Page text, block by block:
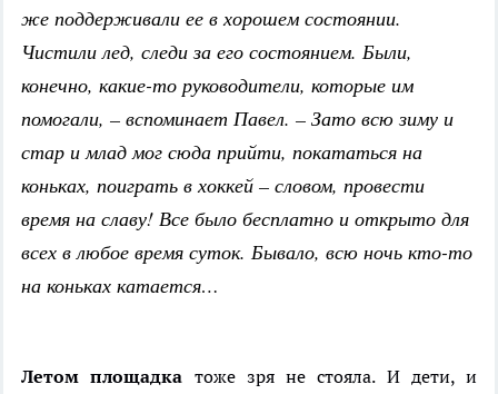
же поддерживали ее в хорошем состоянии.
Чистили лед, следи за его состоянием. Были,
конечно, какие-то руководители, которые им
помогали, – вспоминает Павел. – Зато всю зиму и
стар и млад мог сюда прийти, покататься на
коньках, поиграть в хоккей – словом, провести
время на славу! Все было бесплатно и открыто для
всех в любое время суток. Бывало, всю ночь кто-то
на коньках катается…
Летом площадка тоже зря не стояла. И дети, и